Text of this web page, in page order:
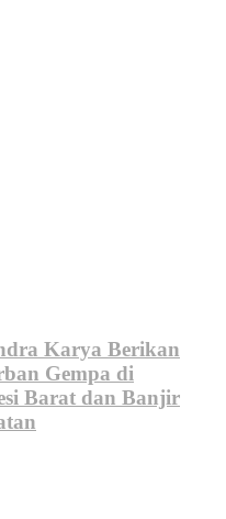
Karya Berikan
Gempa di
Barat dan Banjir